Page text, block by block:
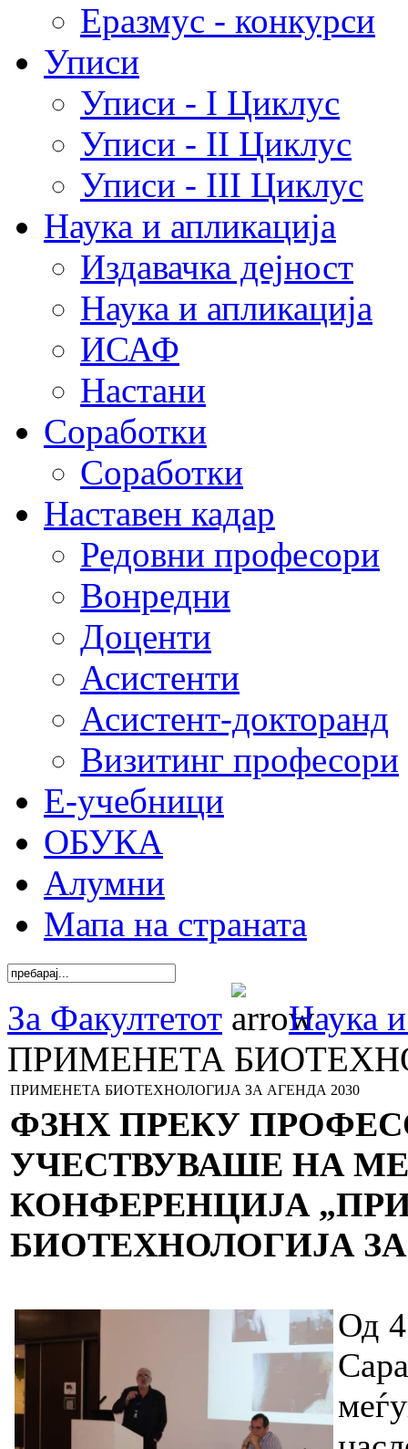
Еразмус - конкурси
Уписи
Уписи - I Циклус
Уписи - II Циклус
Уписи - III Циклус
Наука и апликација
Издавачка дејност
Наука и апликација
ИСАФ
Настани
Соработки
Соработки
Наставен кадар
Редовни професори
Вонредни
Доценти
Асистенти
Асистент-докторанд
Визитинг професори
Е-учебници
ОБУКА
Алумни
Мапа на страната
За Факултетот
Наука
ПРИМЕНЕТА
ПРИМЕНЕТА БИОТЕХНОЛОГИЈА ЗА АГЕНДА 2030
ФЗНХ ПРЕКУ
УЧЕСТВУВАШЕ НА
КОНФЕРЕНЦИЈА
БИОТЕХНОЛОГИЈА ЗА
Од